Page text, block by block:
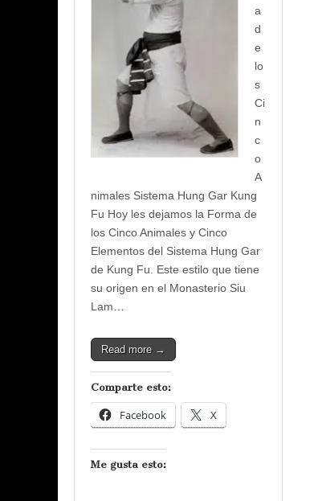
a
d
e
lo
s
Ci
n
c
o
A
nimales Sistema Hung Gar Kung
Fu Hoy les dejamos la Forma de
los Cinco Animales y Cinco
Elementos del Sistema Hung Gar
de Kung Fu. Este estilo que tiene
su origen en el Monasterio Siu
Lam…
Read more →
Comparte esto:
Facebook X
Me gusta esto: